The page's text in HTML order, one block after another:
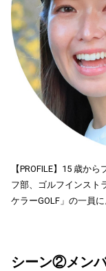
【PROFILE】15 歳か
フ部、ゴルフインスト
ケラーGOLF」の一員
シーン②メン